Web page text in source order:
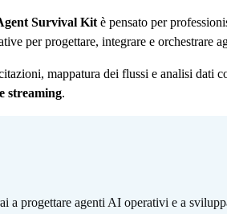
Survival Kitè pensato per
per progettare, integrare e orchestrare
mappatura dei flussi e analisi dati
streaming.
a progettare agenti AI operativi e a